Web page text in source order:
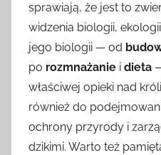
sprawiają, że jest to
widzenia biologii,
jego biologii — od
po rozmnażanie i dieta
właściwej opieki nad
również do
ochrony przyrody i
dzikimi. Warto też